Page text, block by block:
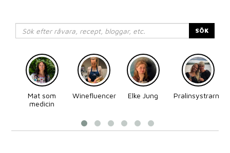
SÖK
Mat som
medicin
Winefluencer Elke Jung
Pralinsystrarna